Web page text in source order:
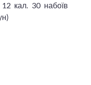
кал. 30 набоїв